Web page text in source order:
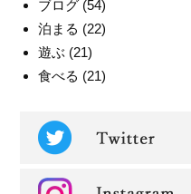
ブログ (54)
泊まる (22)
遊ぶ (21)
食べる (21)